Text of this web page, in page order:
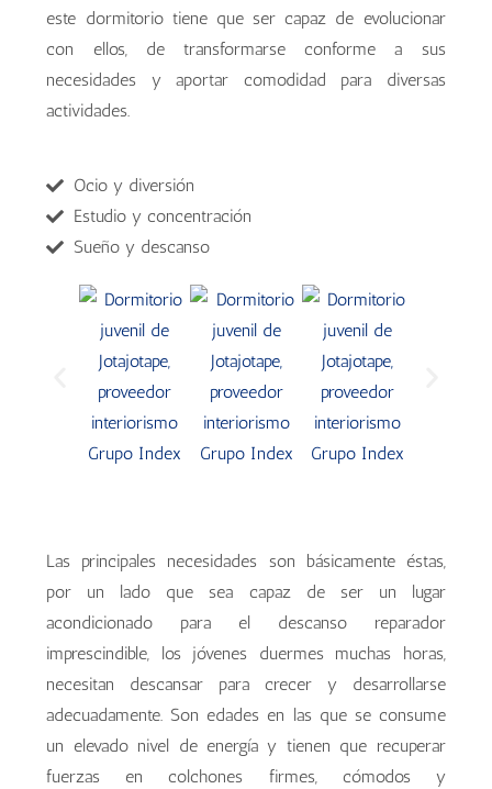
este dormitorio tiene que ser capaz de evolucionar
con ellos, de transformarse conforme a sus
necesidades y aportar comodidad para diversas
actividades.
Ocio y diversión
Estudio y concentración
Sueño y descanso
Las principales necesidades son básicamente éstas,
por un lado que sea capaz de ser un lugar
acondicionado para el descanso reparador
imprescindible, los jóvenes duermes muchas horas,
necesitan descansar para crecer y desarrollarse
adecuadamente. Son edades en las que se consume
un elevado nivel de energía y tienen que recuperar
fuerzas en colchones firmes, cómodos y